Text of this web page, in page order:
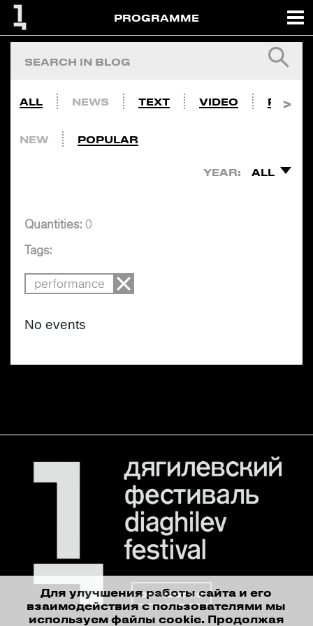
PROGRAMME
ALL NEWS TEXT VIDEO PHOTO
NEW POPULAR
YEAR: ALL
Quantities: 0
Tags:
performance
No events
contact us
Для улучшения работы сайта и его
взаимодействия с пользователями мы
используем файлы cookie. Продолжая